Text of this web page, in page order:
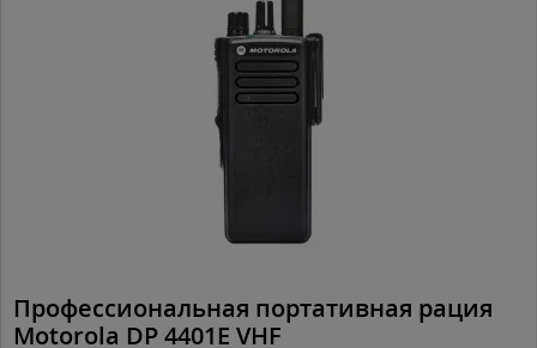
Профессиональная портативная рация
Motorola DP 4401E VHF